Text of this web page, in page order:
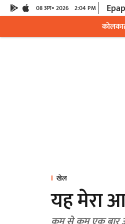
08 अग॰ 2026 2:04 PM
खेल
यह मेरा